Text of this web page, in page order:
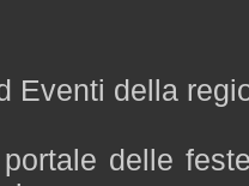
Eventi della
delle